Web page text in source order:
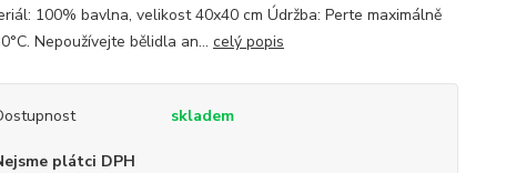
100% bavlna, velikost 40x40 cm Údržba: Perte maximálně
Nepoužívejte bělidla an... celý popis
skladem
plátci DPH